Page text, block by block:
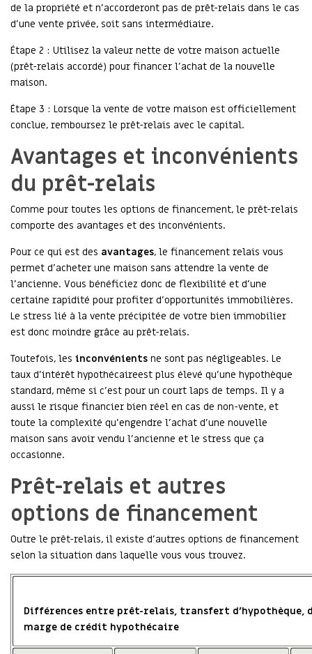
de la propriété et n’accorderont pas de prêt-relais dans le cas
d’une vente privée, soit sans intermédiaire.
Étape 2 : Utilisez la valeur nette de votre maison actuelle
(prêt-relais accordé) pour financer l’achat de la nouvelle
maison.
Étape 3 : Lorsque la vente de votre maison est officiellement
conclue, remboursez le prêt-relais avec le capital.
Avantages et inconvénients
du prêt-relais
Comme pour toutes les options de financement, le prêt-relais
comporte des avantages et des inconvénients.
Pour ce qui est des avantages, le financement relais vous
permet d’acheter une maison sans attendre la vente de
l’ancienne. Vous bénéficiez donc de flexibilité et d’une
certaine rapidité pour profiter d’opportunités immobilières.
Le stress lié à la vente précipitée de votre bien immobilier
est donc moindre grâce au prêt-relais.
Toutefois, les inconvénients ne sont pas négligeables. Le
taux d’intérêt hypothécaireest plus élevé qu’une hypothèque
standard, même si c’est pour un court laps de temps. Il y a
aussi le risque financier bien réel en cas de non-vente, et
toute la complexité qu’engendre l’achat d’une nouvelle
maison sans avoir vendu l’ancienne et le stress que ça
occasionne.
Prêt-relais et autres
options de financement
Outre le prêt-relais, il existe d’autres options de financement
selon la situation dans laquelle vous vous trouvez.
Différences entre prêt-relais, transfert d’hypothèque,
marge de crédit hypothécaire